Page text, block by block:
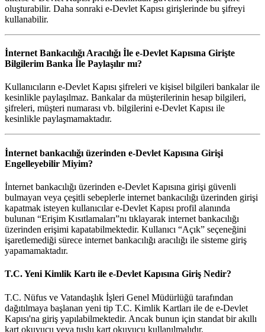
oluşturabilir. Daha sonraki e-Devlet Kapısı girişlerinde bu şifreyi
kullanabilir.
İnternet Bankacılığı Aracılığı İle e-Devlet Kapısına Girişte
Bilgilerim Banka İle Paylaşılır mı?
Kullanıcıların e-Devlet Kapısı şifreleri ve kişisel bilgileri bankalar ile
kesinlikle paylaşılmaz. Bankalar da müşterilerinin hesap bilgileri,
şifreleri, müşteri numarası vb. bilgilerini e-Devlet Kapısı ile
kesinlikle paylaşmamaktadır.
İnternet bankacılığı üzerinden e-Devlet Kapısına Girişi
Engelleyebilir Miyim?
İnternet bankacılığı üzerinden e-Devlet Kapısına girişi güvenli
bulmayan veya çeşitli sebeplerle internet bankacılığı üzerinden girişi
kapatmak isteyen kullanıcılar e-Devlet Kapısı profil alanında
bulunan “Erişim Kısıtlamaları”nı tıklayarak internet bankacılığı
üzerinden erişimi kapatabilmektedir. Kullanıcı “Açık” seçeneğini
işaretlemediği sürece internet bankacılığı aracılığı ile sisteme giriş
yapamamaktadır.
T.C. Yeni Kimlik Kartı ile e-Devlet Kapısına Giriş Nedir?
T.C. Nüfus ve Vatandaşlık İşleri Genel Müdürlüğü tarafından
dağıtılmaya başlanan yeni tip T.C. Kimlik Kartları ile de e-Devlet
Kapısı'na giriş yapılabilmektedir. Ancak bunun için standat bir akıllı
kart okuyucu veya tuşlu kart okuyucu kullanılmalıdır.